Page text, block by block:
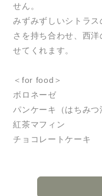
せん。
みずみずしいシトラ
さを持ち合わせ、西
せてくれます。
＜for food＞
ボロネーゼ
パンケーキ（はちみつ
紅茶マフィン
チョコレートケーキ